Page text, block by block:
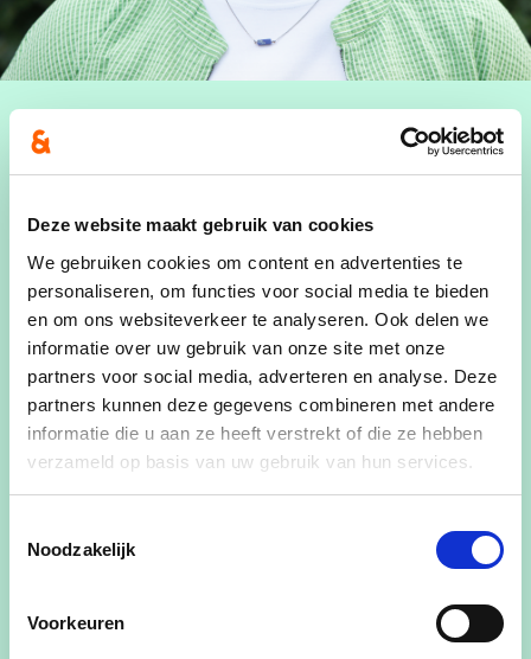
Deze website maakt gebruik van cookies
We gebruiken cookies om content en advertenties te
personaliseren, om functies voor social media te bieden
en om ons websiteverkeer te analyseren. Ook delen we
informatie over uw gebruik van onze site met onze
partners voor social media, adverteren en analyse. Deze
partners kunnen deze gegevens combineren met andere
informatie die u aan ze heeft verstrekt of die ze hebben
verzameld op basis van uw gebruik van hun services.
Noodzakelijk
Voorkeuren
hart en nieren. Dankzij mijn studies in de
orthopedagogie en mijn ervaring als animator op
SPED (speelpleinwerking) heb ik een sterk sociaal
engagement ontwikkeld. Als intredend burolid van
de Edegemse jeugdraad en vrijwilliger in het
jaarmarktcomité, zie ik wat er leeft in Edegem.
Binnen cd&v wil ik me specifiek inzetten voor
vinden in de maatschappij.
gezondheidsproblemen, armoede of sociale
uitsluiting, iedereen verdient een eerlijke kans op